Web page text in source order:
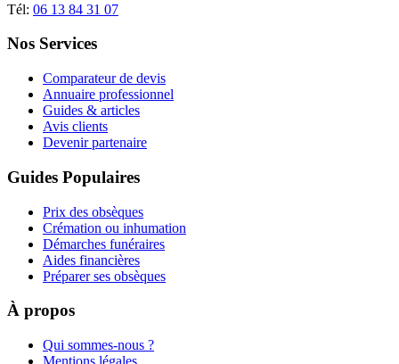
Tél: 06 13 84 31 07
Nos Services
Comparateur de devis
Annuaire professionnel
Guides & articles
Avis clients
Devenir partenaire
Guides Populaires
Prix des obsèques
Crémation ou inhumation
Démarches funéraires
Aides financières
Préparer ses obsèques
À propos
Qui sommes-nous ?
Mentions légales